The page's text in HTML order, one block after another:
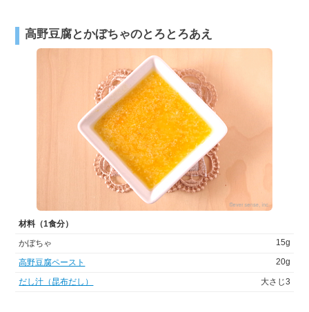
高野豆腐とかぼちゃのとろとろあえ
材料（1食分）
かぼちゃ
15g
高野豆腐ペースト 20g
だし汁（昆布だし） 大さじ3